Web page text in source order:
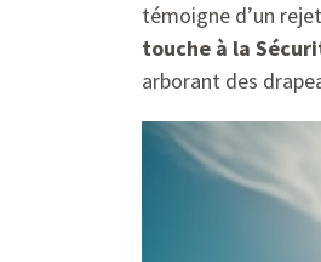
témoigne d’un
touche à la
arborant des